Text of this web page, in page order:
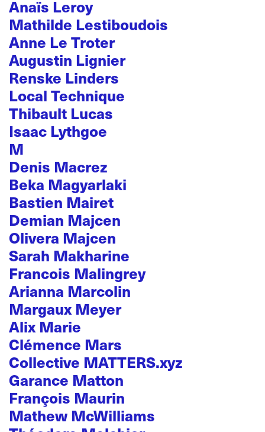
Anaïs Leroy
Mathilde Lestiboudois
Anne Le Troter
Augustin Lignier
Renske Linders
Local Technique
Thibault Lucas
Isaac Lythgoe
M
Denis Macrez
Beka Magyarlaki
Bastien Mairet
Demian Majcen
Olivera Majcen
Sarah Makharine
Francois Malingrey
Arianna Marcolin
Margaux Meyer
Alix Marie
Clémence Mars
Collective MATTERS.xyz
Garance Matton
François Maurin
Mathew McWilliams